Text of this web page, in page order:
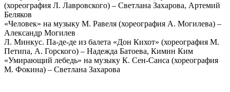
(хореография Л. Лавровского) – Светлана Захарова, Артемий
Беляков
«Человек» на музыку М. Равеля (хореография А. Могилева) –
Александр Могилев
Л. Минкус. Па-де-де из балета «Дон Кихот» (хореография М.
Петипа, А. Горского) – Надежда Батоева, Кимин Ким
«Умирающий лебедь» на музыку К. Сен-Санса (хореография
М. Фокина) – Светлана Захарова